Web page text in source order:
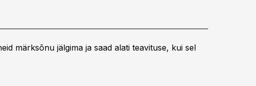
märksõnu jälgima ja saad alati teavituse, kui sel